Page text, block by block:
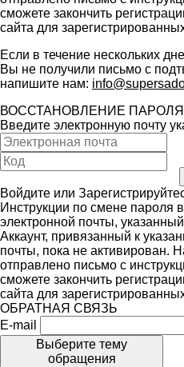
сможете закончить
сайта для
Если в течение нескольких
Вы не получили письмо с
напишите нам:
ВОССТАНОВЛЕНИЕ ПАРОЛЯ
Введите электронную почту
Войдите или
Инструкции по смене пароля
электронной почты,
Аккаунт, привязанный к
почты, пока не активирован.
отправлено письмо с
сможете закончить
сайта для
ОБРАТНАЯ СВЯЗЬ
E-mail
Выберите тему
обращения